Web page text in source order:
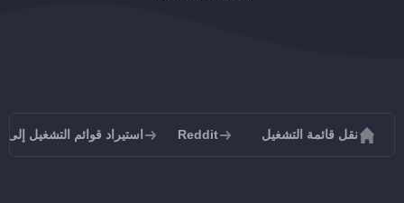
نقل قائمة التشغيل Reddit استيراد قوائم التشغيل إلى Reddit